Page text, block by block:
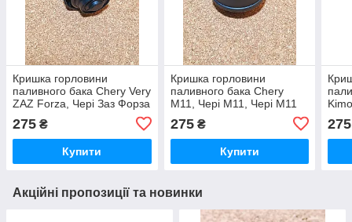
Кришка горловини
паливного бака Chery Very
ZAZ Forza, Чері Заз Форза
275 ₴
Купити
Кришка горловини
паливного бака Chery
M11, Чері М11, Чері М11
275₴
Купити
275
Акційні пропозиції та новинки